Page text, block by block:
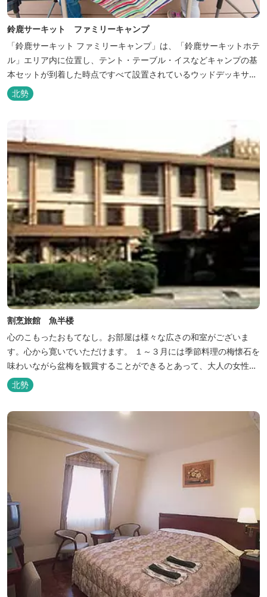
鈴鹿サーキット ファミリーキャンプ
「鈴鹿サーキット ファミリーキャンプ」は、「鈴鹿サーキットホテ
ル」エリア内に位置し、テント・テーブル・イスなどキャンプの基
本セットが到着した時点ですべて設置されているウッドデッキサイ
トの他、初めてのキャンプでも安心して楽しめる設備が整ったキャ
ンプ場です。 さらに、手ぶらでキャンプをお楽しみいただけるよう
北勢
割烹旅館 魚半楼
心のこもったおもてなし。お部屋は様々な広さの和室がございま
す。心から寛いでいただけます。 １～３月には季節料理の梅懐石を
味わいながら盆梅を観賞することができるとあって、大人の女性に
も人気です。
北勢